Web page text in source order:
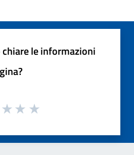
le informazioni